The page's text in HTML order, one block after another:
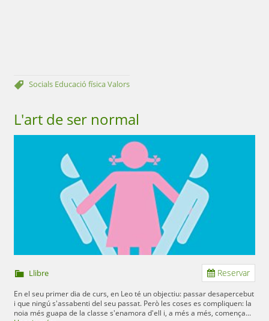
Socials Educació físicaValors
L'art de ser normal
Reservar
Llibre
En el seu primer dia de curs, en Leo té un objectiu: passar desapercebut
i que ningú s'assabenti del seu passat. Però les coses es compliquen: la
noia més guapa de la classe s'enamora d'ell i, a més a més, comença...